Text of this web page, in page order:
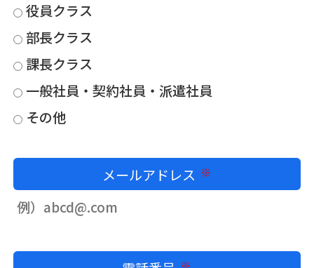
役員クラス
部長クラス
課長クラス
一般社員・契約社員・派遣社員
その他
メールアドレス